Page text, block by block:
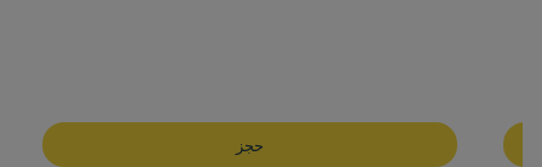
حجز